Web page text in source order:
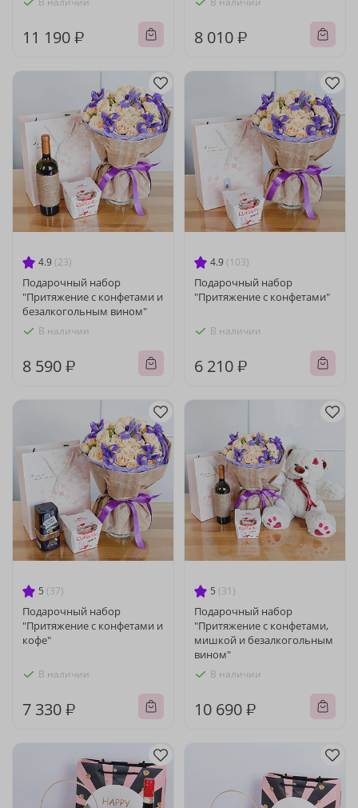
11 190 ₽ 8 010 ₽
4.9 (23)
Подарочный набор
"Притяжение с конфетами и
безалкогольным вином"
В наличии
8 590 ₽
4.9 (103)
Подарочный набор
"Притяжение с конфетами"
В наличии
6 210 ₽
5 (37)
Подарочный набор
"Притяжение с конфетами и
кофе"
В наличии
7 330 ₽
5 (31)
Подарочный набор
"Притяжение с конфетами,
мишкой и безалкогольным
вином"
В наличии
10 690 ₽